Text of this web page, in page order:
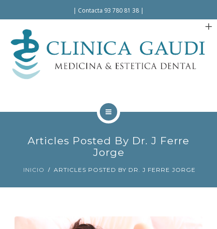
| Contacta 93 780 81 38 |
LA CLÍNICA
TRATAMIENTOS
BLOG
Articles Posted By Dr. J Ferre
Jorge
INICIO ARTICLES POSTED BY DR. J FERRE JORGE